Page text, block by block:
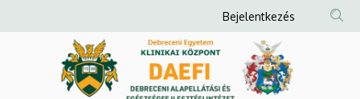
Debreceni
a
Anonim
Felhasználói
fiók
menüje
Bejelentkezés